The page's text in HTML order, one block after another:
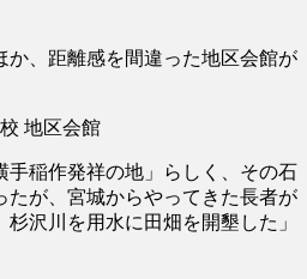
か、距離感を間違った地区会館が
手稲作発祥の地」らしく、その石
たが、宮城からやってきた長者が
沢川を用水に田畑を開墾した」